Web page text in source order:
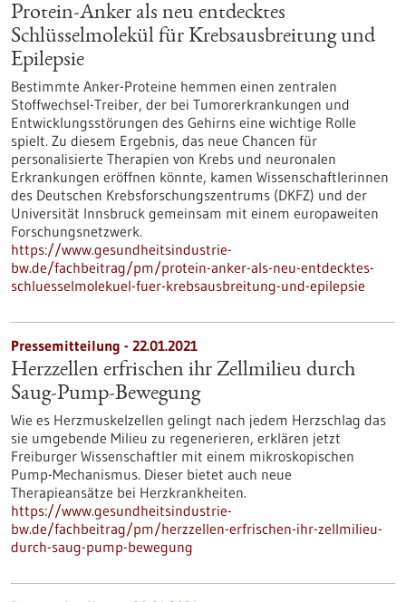
Protein-Anker als neu entdecktes
Schlüsselmolekül für Krebsausbreitung und
Epilepsie
Bestimmte Anker-Proteine hemmen einen zentralen
Stoffwechsel-Treiber, der bei Tumorerkrankungen und
Entwicklungsstörungen des Gehirns eine wichtige Rolle
spielt. Zu diesem Ergebnis, das neue Chancen für
personalisierte Therapien von Krebs und neuronalen
Erkrankungen eröffnen könnte, kamen Wissenschaftlerinnen
des Deutschen Krebsforschungszentrums (DKFZ) und der
Universität Innsbruck gemeinsam mit einem europaweiten
Forschungsnetzwerk.
https://www.gesundheitsindustrie-
bw.de/fachbeitrag/pm/protein-anker-als-neu-entdecktes-
schluesselmolekuel-fuer-krebsausbreitung-und-epilepsie
Pressemitteilung - 22.01.2021
Herzzellen erfrischen ihr Zellmilieu durch
Saug-Pump-Bewegung
Wie es Herzmuskelzellen gelingt nach jedem Herzschlag das
sie umgebende Milieu zu regenerieren, erklären jetzt
Freiburger Wissenschaftler mit einem mikroskopischen
Pump-Mechanismus. Dieser bietet auch neue
Therapieansätze bei Herzkrankheiten.
https://www.gesundheitsindustrie-
bw.de/fachbeitrag/pm/herzzellen-erfrischen-ihr-zellmilieu-
durch-saug-pump-bewegung